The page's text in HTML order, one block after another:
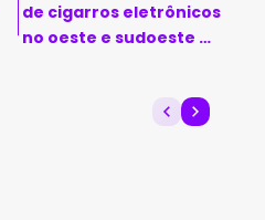
de cigarros eletrônicos
no oeste e sudoeste da